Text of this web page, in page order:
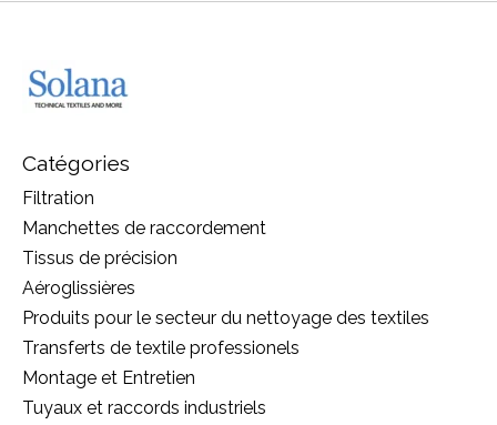
Catégories
Filtration
Manchettes de raccordement
Tissus de précision
Aéroglissières
Produits pour le secteur du nettoyage des textiles
Transferts de textile professionels
Montage et Entretien
Tuyaux et raccords industriels